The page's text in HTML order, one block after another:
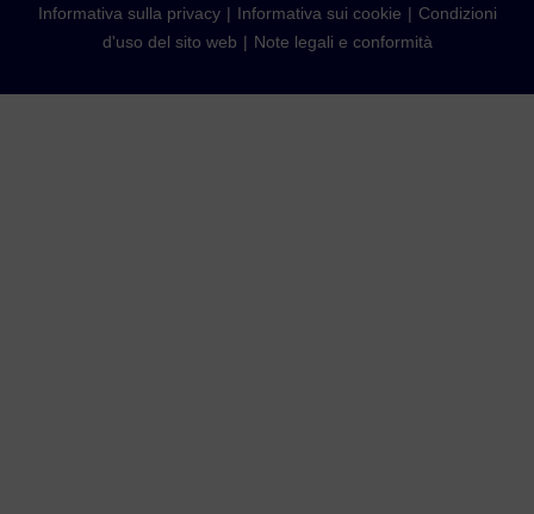
Informativa sulla privacy Informativa sui cookie
Condizioni
d'uso del sito web
Note legali e conformità